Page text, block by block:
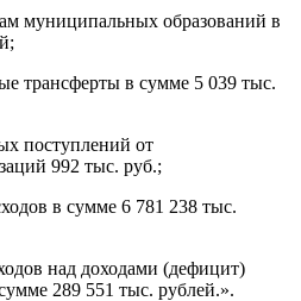
муниципальных образований в
трансферты в сумме 5 039 тыс.
поступлений от
992 тыс. руб.;
в сумме 6 781 238 тыс.
над доходами (дефицит)
289 551 тыс. рублей.».